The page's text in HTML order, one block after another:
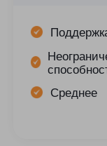
Среднее